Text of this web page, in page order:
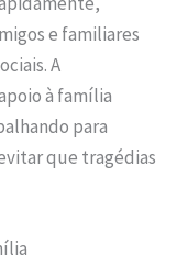
e familiares
A
à família
para
que tragédias